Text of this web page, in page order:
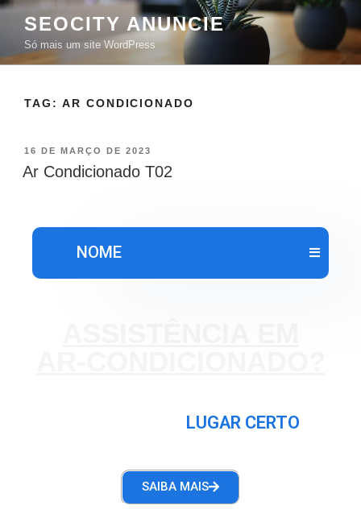
SEOCITY ANUNCIE
Só mais um site WordPress
TAG: AR CONDICIONADO
16 DE MARÇO DE 2023
Ar Condicionado T02
NOME
LUGAR CERTO
SAIBA MAIS